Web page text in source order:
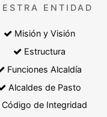
ENTIDAD
Misión y Visión
Estructura
Funciones Alcaldía
Alcaldes de Pasto
Código de Integridad